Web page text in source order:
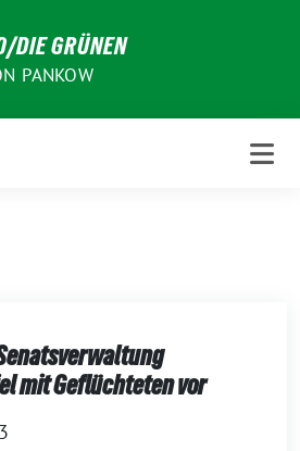
DIE GRÜNEN
PANKOW
mit Geflüchteten vor